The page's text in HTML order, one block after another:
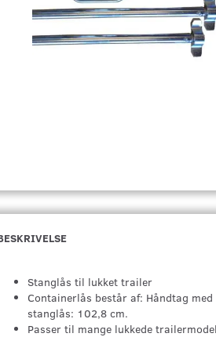
Stanglås til lukket trailer
Containerlås består af: Håndtag
stanglås: 102,8 cm.
Passer til mange lukkede